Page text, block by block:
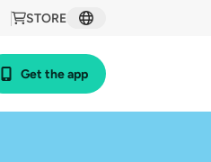
STORE
Get the app